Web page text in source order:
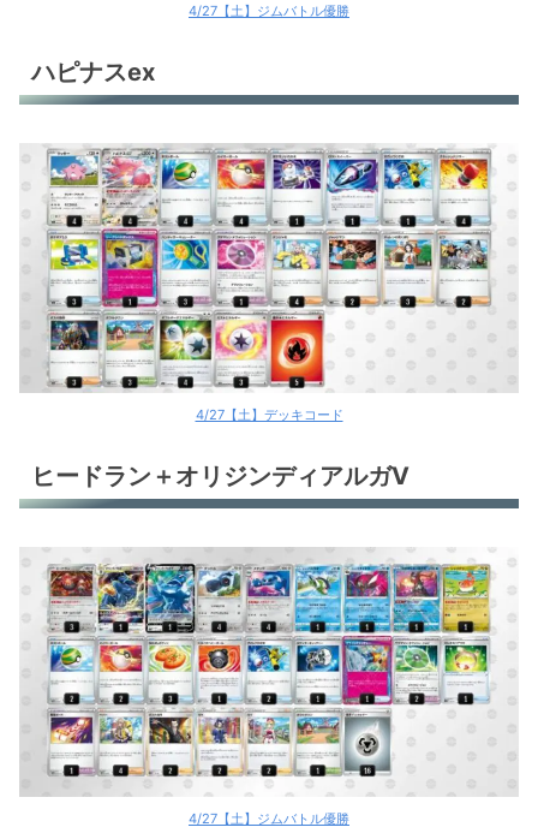
4/27【土】ジムバトル優勝
ハピナスex
4/27【土】デッキコード
ヒードラン＋オリジンディアルガV
4/27【土】ジムバトル優勝